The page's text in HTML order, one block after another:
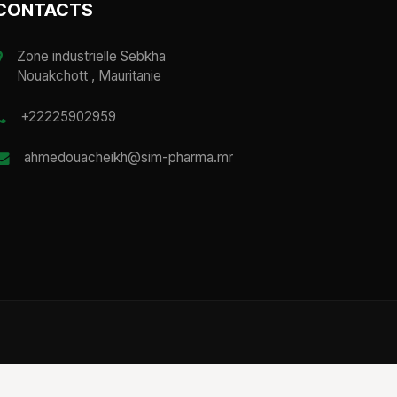
Zone industrielle Sebkha
Nouakchott , Mauritanie
+22225902959
ahmedouacheikh@sim-pharma.mr